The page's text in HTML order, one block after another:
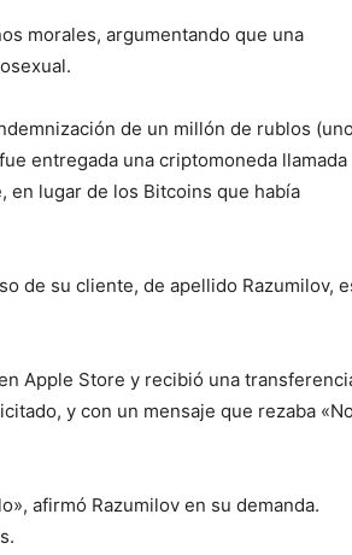
morales, argumentando que una
de un millón de rublos
entregada una criptomoneda llamada
en lugar de los Bitcoins que había
de su cliente, de apellido Razumilov,
Apple Store y recibió una
y con un mensaje que rezaba «No
afirmó Razumilov en su demanda.